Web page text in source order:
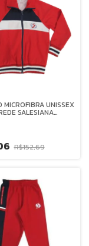
MICROFIBRA UNISSEX
SALESIANA
R$152,69